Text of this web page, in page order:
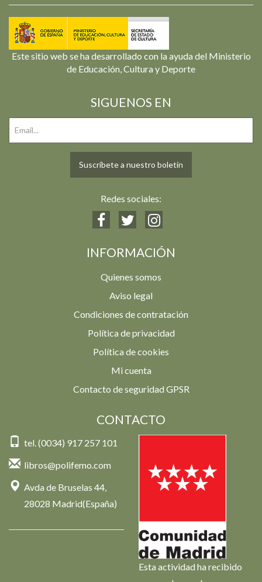
Este sitio web se ha desarrollado con la ayuda del Ministerio
de Educación, Cultura y Deporte
SIGUENOS EN
Suscríbete a nuestro boletín
Redes sociales:
INFORMACIÓN
Quienes somos
Aviso legal
Condiciones de contratación
Política de privacidad
Política de cookies
Mi cuenta
Contacto de seguridad GPSR
CONTACTO
tel. (0034) 917 257 101
libros@polifemo.com
Avda de Bruselas 44,
28028 Madrid(España)
Esta actividad ha recibido